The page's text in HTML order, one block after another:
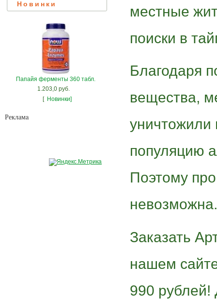
Новинки
Папайя ферменты 360 табл.
1.203,0 руб.
[ Новинки]
Рекламa
местные
поиски в
Благодаря
вещества,
уничтожили
популяцию
Поэтому
невозможна.
Заказать
нашем
990 рублей!